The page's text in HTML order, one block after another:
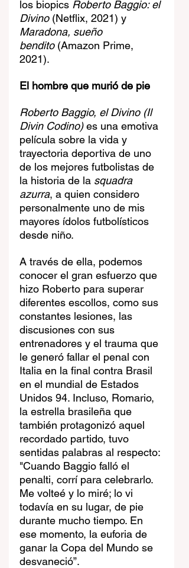
los biopics Roberto Baggio: el
Divino (Netflix, 2021) y
Maradona, sueño
bendito (Amazon Prime,
2021).
El hombre que murió de pie
Roberto Baggio, el Divino (Il
Divin Codino) es una emotiva
película sobre la vida y
trayectoria deportiva de uno
de los mejores futbolistas de
la historia de la squadra
azurra, a quien considero
personalmente uno de mis
mayores ídolos futbolísticos
desde niño.
A través de ella, podemos
conocer el gran esfuerzo que
hizo Roberto para superar
diferentes escollos, como sus
constantes lesiones, las
discusiones con sus
entrenadores y el trauma que
le generó fallar el penal con
Italia en la final contra Brasil
en el mundial de Estados
Unidos 94. Incluso, Romario,
la estrella brasileña que
también protagonizó aquel
recordado partido, tuvo
sentidas palabras al respecto:
"Cuando Baggio falló el
penalti, corrí para celebrarlo.
Me volteé y lo miré; lo vi
todavía en su lugar, de pie
durante mucho tiempo. En
ese momento, la euforia de
ganar la Copa del Mundo se
desvaneció”.